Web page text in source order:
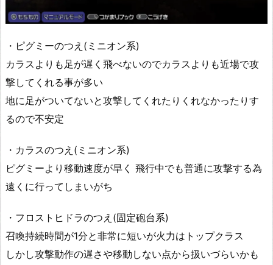
・ピグミーのつえ(ミニオン系)
カラスよりも足が遅く飛べないのでカラスよりも近場で攻
撃してくれる事が多い
地に足がついてないと攻撃してくれたりくれなかったりす
るので不安定
・カラスのつえ(ミニオン系)
ピグミーより移動速度が早く 飛行中でも普通に攻撃する為
遠くに行ってしまいがち
・フロストヒドラのつえ(固定砲台系)
召喚持続時間が1分と非常に短いが火力はトップクラス
しかし攻撃動作の遅さや移動しない点から扱いづらいかも